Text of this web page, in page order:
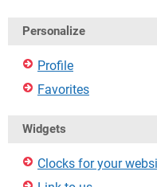
Personalize
Profile
Favorites
Widgets
Clocks for your